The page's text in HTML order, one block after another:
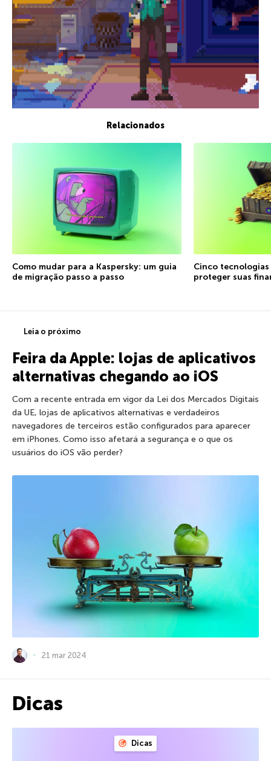
Relacionados
Como mudar para a Kaspersky: um guia
de migração passo a passo
Cinco tecnologias
proteger suas
Leia o próximo
Feira da Apple: lojas de aplicativos
alternativas chegando ao iOS
Com a recente entrada em vigor da Lei dos Mercados Digitais
da UE, lojas de aplicativos alternativas e verdadeiros
navegadores de terceiros estão configurados para aparecer
em iPhones. Como isso afetará a segurança e o que os
usuários do iOS vão perder?
21 mar 2024
Dicas
Dicas